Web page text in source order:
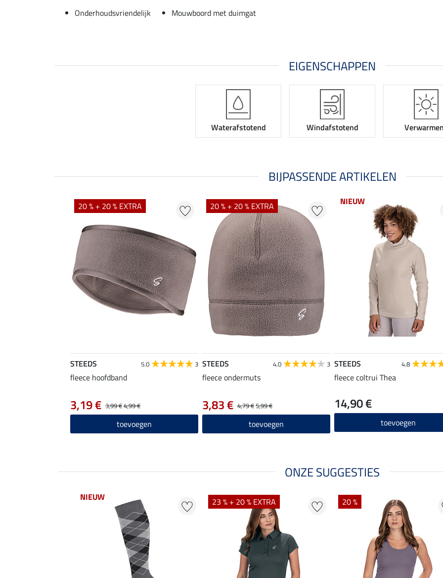
Onderhoudsvriendelijk
Mouwboord met duimgat
EIGENSCHAPPEN
Waterafstotend Windafstotend
BIJPASSENDE ARTIKELEN
20 % + 20 % EXTRA
STEEDS 5.0 3
fleece hoofdband
3,99 €4,99 €
3,19 €
toevoegen
20 % + 20 % EXTRA
STEEDS 4.0 3
fleece ondermuts
4,79 €5,99 €
3,83 €
toevoegen
NIEUW
STEEDS 4.8
fleece coltrui Thea
14,90 €
toevoegen
ONZE SUGGESTIES
NIEUW 23 % + 20 % EXTRA 20 %